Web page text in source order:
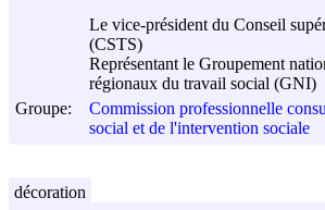
Le vice-président du Conseil
(CSTS)
Représentant le Groupement
régionaux du travail social (GNI)
Groupe:
Commission professionnelle
social et de l'intervention sociale
décoration